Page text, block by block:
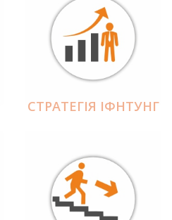
СТРАТЕГІЯ ІФНТУНГ